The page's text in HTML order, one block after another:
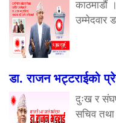
काठमाडौं
उम्मेदवार
डा. राजन भट्टराईको
दुःख र
सचिव